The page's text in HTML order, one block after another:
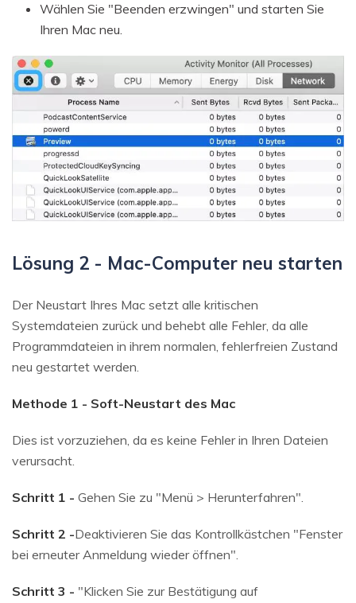
Wählen Sie "Beenden erzwingen" und starten Sie
Ihren Mac neu.
Lösung 2 - Mac-Computer neu starten
Der Neustart Ihres Mac setzt alle kritischen
Systemdateien zurück und behebt alle Fehler, da alle
Programmdateien in ihrem normalen, fehlerfreien Zustand
neu gestartet werden.
Methode 1 - Soft-Neustart des Mac
Dies ist vorzuziehen, da es keine Fehler in Ihren Dateien
verursacht.
Schritt 1 - Gehen Sie zu "Menü > Herunterfahren".
Schritt 2 -Deaktivieren Sie das Kontrollkästchen "Fenster
bei erneuter Anmeldung wieder öffnen".
Schritt 3 - "Klicken Sie zur Bestätigung auf